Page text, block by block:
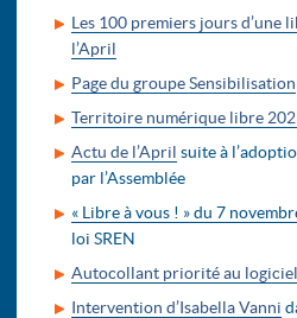
Les 100 premiers jours d’une
l’April
Page du groupe Sensibilisation
Territoire numérique libre
Actu de l’April suite à
par l’Assemblée
« Libre à vous ! » du 7
loi SREN
Autocollant priorité au
Intervention d’Isabella Vanni